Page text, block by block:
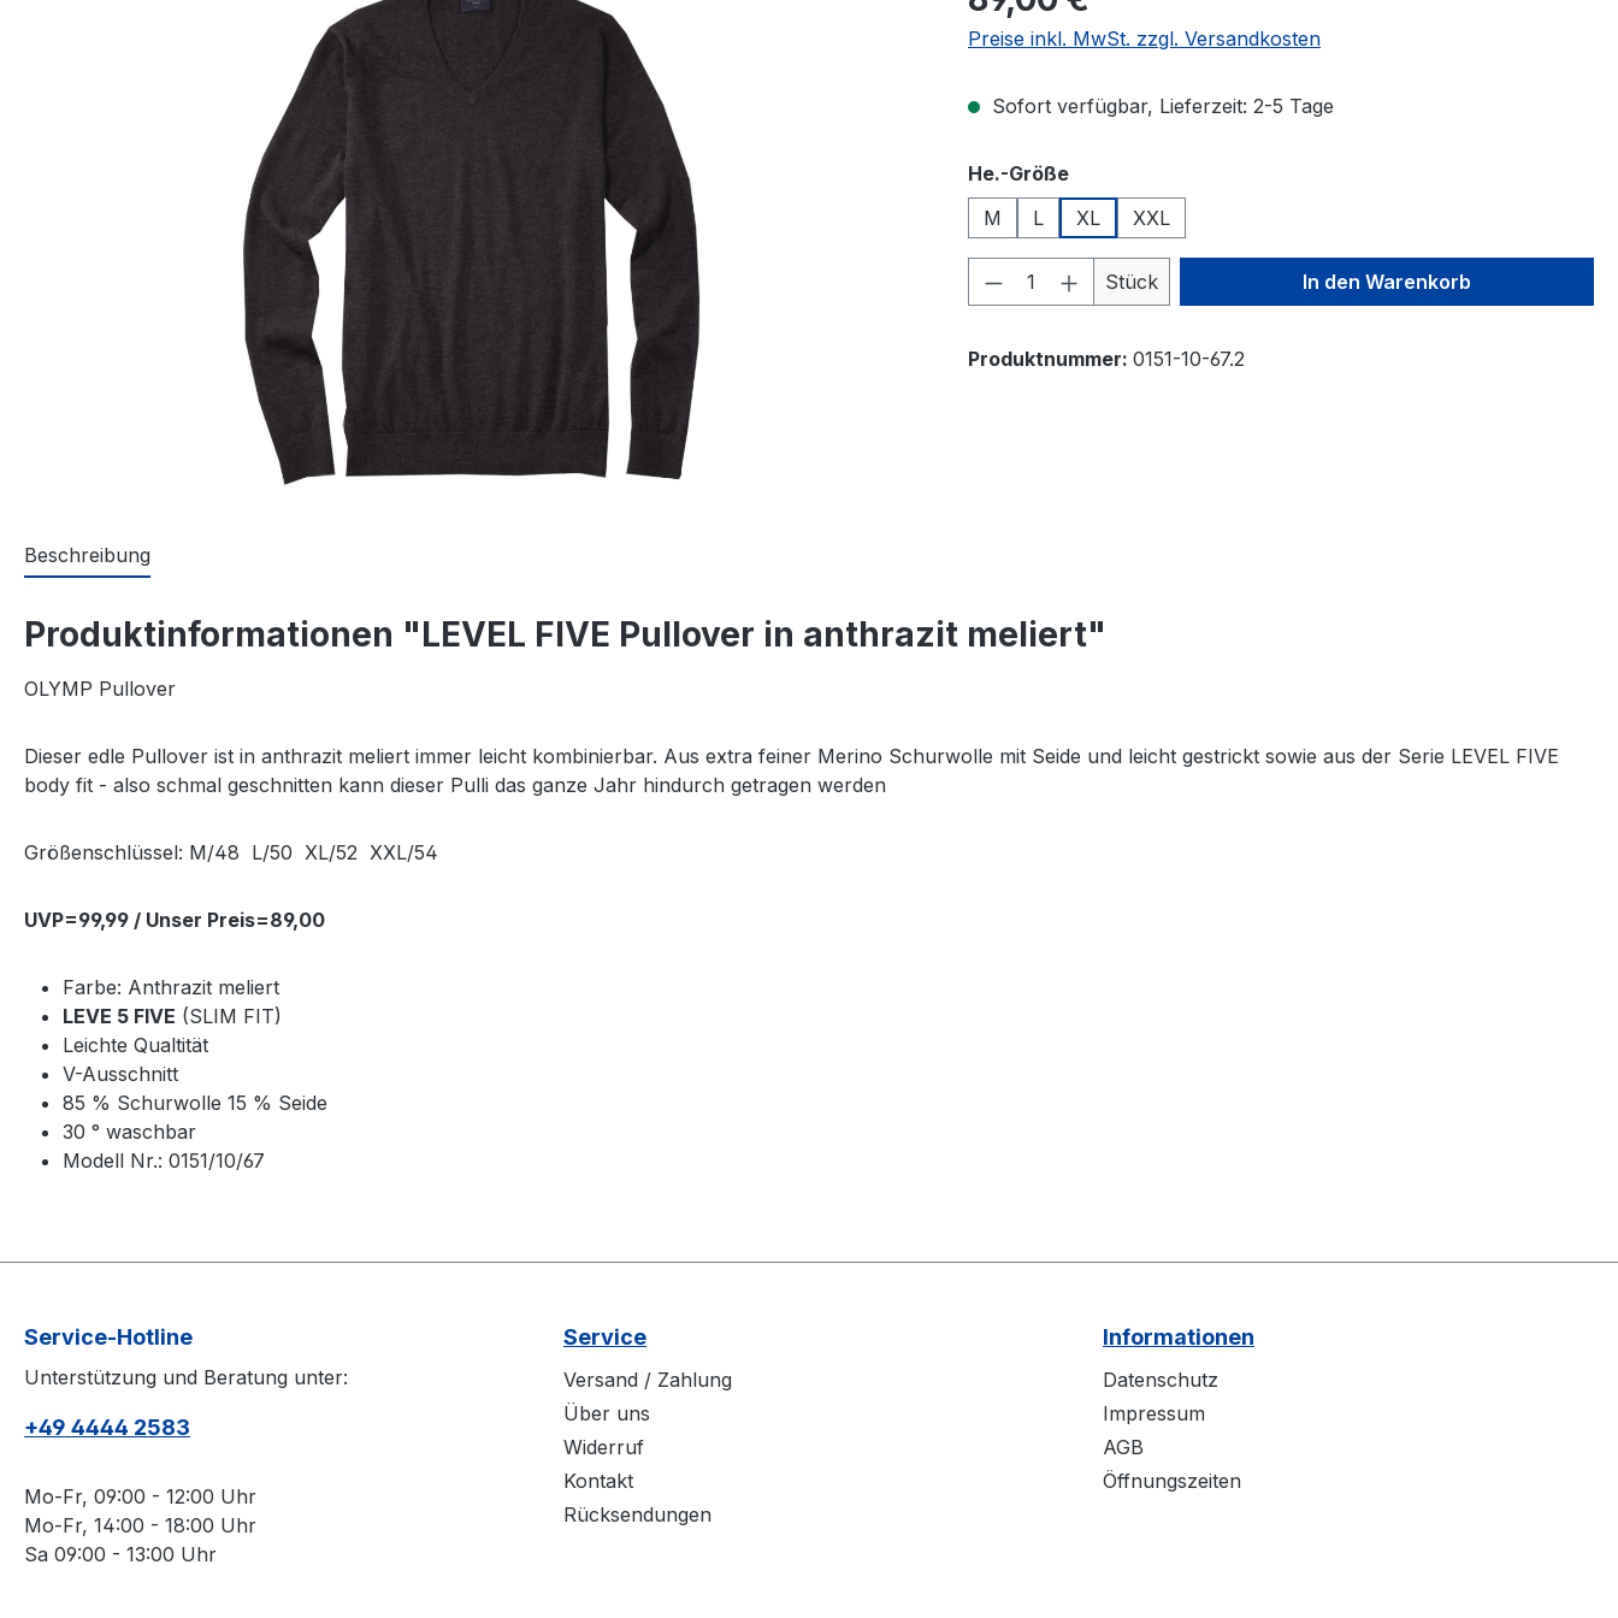
Preise inkl. MwSt. zzgl. Versandkosten
Sofort verfügbar, Lieferzeit: 2-5 Tage
He.-Größeauswählen
M
L XL XXL
Produkt Anzahl: Gib den gewünschten Wert
Stück In den Warenkorb
Produktnummer: 0151-10-67.2
Beschreibung
Produktinformationen "LEVEL FIVE Pullover in anthrazit meliert"
OLYMP Pullover
Dieser edle Pullover ist in anthrazit meliert immer leicht kombinierbar. Aus extra feiner Merino Schurwolle mit Seide und leicht gestrickt sowie aus der Serie LEVEL FIVE
body fit - also schmal geschnitten kann dieser Pulli das ganze Jahr hindurch getragen werden
Größenschlüssel: M/48 L/50 XL/52 XXL/54
UVP=99,99 / Unser Preis=89,00
Farbe: Anthrazit meliert
LEVE 5 FIVE (SLIM FIT)
Leichte Qualtität
V-Ausschnitt
85 % Schurwolle 15 % Seide
30 ° waschbar
Modell Nr.: 0151/10/67
Service-Hotline
Unterstützung und Beratung unter:
+49 4444 2583
Mo-Fr, 09:00 - 12:00 Uhr
Mo-Fr, 14:00 - 18:00 Uhr
Sa 09:00 - 13:00 Uhr
Service
Versand / Zahlung
Über uns
Widerruf
Kontakt
Rücksendungen
Informationen
Datenschutz
Impressum
AGB
Öffnungszeiten